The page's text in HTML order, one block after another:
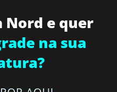
Nord e quer
na sua